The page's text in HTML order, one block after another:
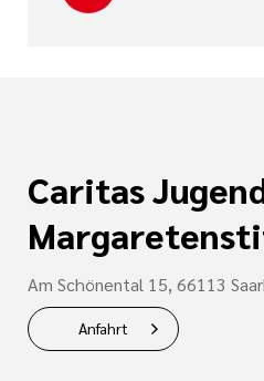
Caritas
Am Schönental 15, 66113
Anfahrt